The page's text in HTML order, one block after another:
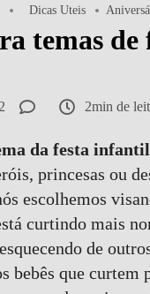
Dicas Uteis
temas de
2min de
da festa infantil
princesas ou
escolhemos
curtindo mais
de
bebês que curtem